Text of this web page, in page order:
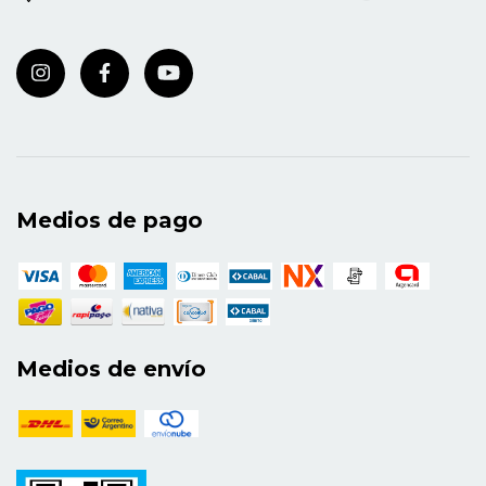
Educativa. Publicó diversos artículos acerca de la
conferencista en numerosos congresos y dictado
talleres y seminarios en distintas provincias de
Argentina.
especializada en la enseñanza de adolescentes y
adultos. Abogada (Universidad Siglo XXI). Ha
cargos directivos y de supervisión"; "Gestión de
una articulación educativa sustentable";
"Didáctica de la gestión-conducción" y "Gestión
extensa trayectoria en gestión educativa, desde
Enseñanza en la provincia de Buenos Aires, y es
Educativa. Publicó diversos artículos acerca de la
Medios de pago
Medios de envío